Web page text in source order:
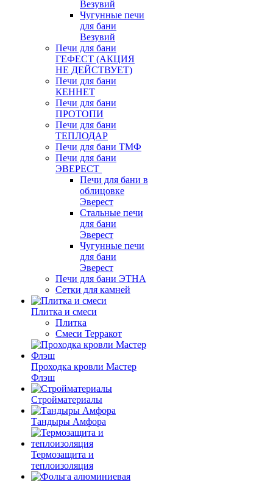
Везувий
Чугунные печи
для бани
Везувий
Печи для бани
ГЕФЕСТ (АКЦИЯ
НЕ ДЕЙСТВУЕТ)
Печи для бани
КЕННЕТ
Печи для бани
ПРОТОПИ
Печи для бани
ТЕПЛОДАР
Печи для бани ТМФ
Печи для бани
ЭВЕРЕСТ
Печи для бани в
облицовке
Эверест
Стальные печи
для бани
Эверест
Чугунные печи
для бани
Эверест
Печи для бани ЭТНА
Сетки для камней
Плитка и смеси
Плитка
Смеси Терракот
Проходка кровли Мастер
Флэш
Стройматериалы
Тандыры Амфора
Термозащита и
теплоизоляция